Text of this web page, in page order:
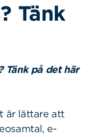
Tänk
Tänk på det här
är lättare att
e-